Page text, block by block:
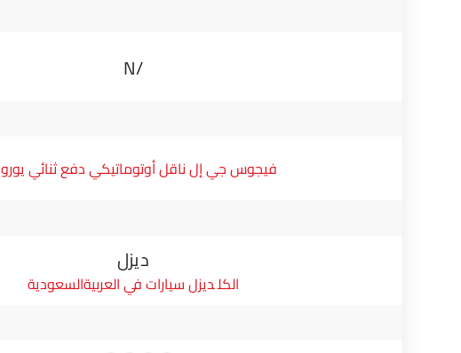
N/A
فيجوس جي إل ناقل أوتوماتيكي دفع ثنائي يورو 4
ديزل
ديزل سيارات في العربيةالسعودية